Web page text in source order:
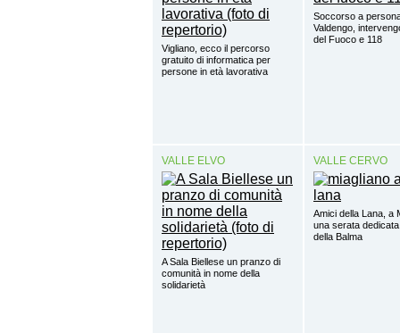
Vigliano, ecco il percorso
gratuito di informatica per
persone in età lavorativa
Soccorso a
Valdengo,
del Fuoco e 118
VALLE ELVO
A Sala Biellese un pranzo di
comunità in nome della
solidarietà
VALLE CERVO
Amici della Lana, a
una serata
della Balma